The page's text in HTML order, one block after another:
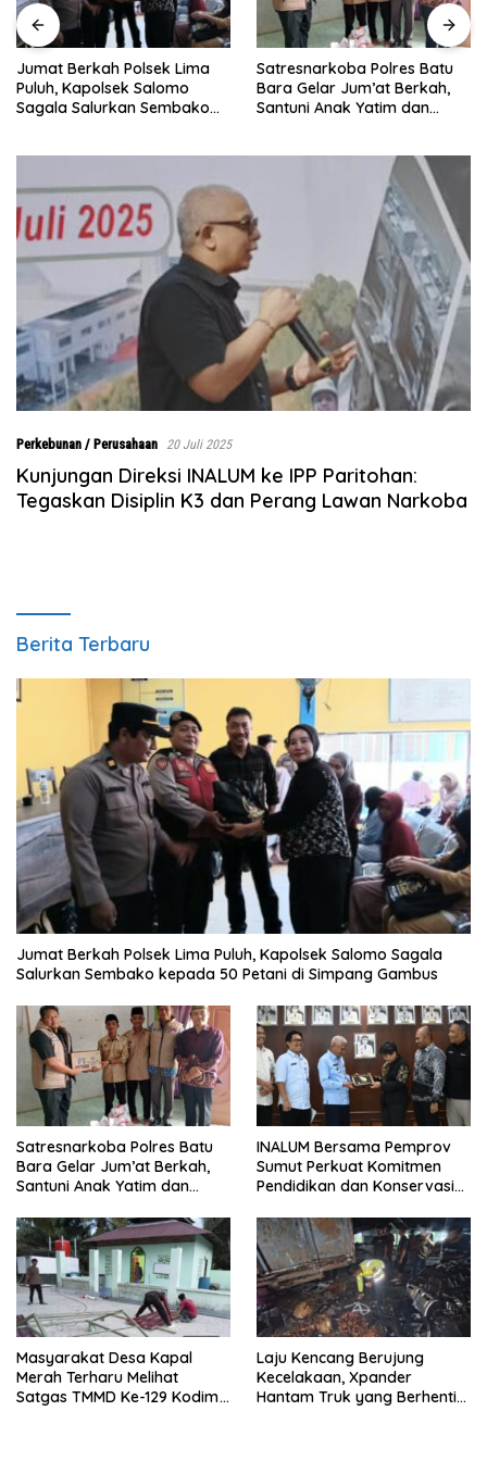
Satresnarkoba Polres Batu
Bara Gelar Jum’at Berkah,
Santuni Anak Yatim dan
INALUM Bersama Pemprov
Sumut Perkuat Komitmen
Pendidikan dan Konservasi
Perkebunan / Perusahaan 20 Juli 2025
Kunjungan Direksi INALUM ke IPP Paritohan:
Tegaskan Disiplin K3 dan Perang Lawan Narkoba
Berita Terbaru
Jumat Berkah Polsek Lima Puluh, Kapolsek Salomo Sagala
Salurkan Sembako kepada 50 Petani di Simpang Gambus
Satresnarkoba Polres Batu
Bara Gelar Jum’at Berkah,
Santuni Anak Yatim dan
INALUM Bersama Pemprov
Sumut Perkuat Komitmen
Pendidikan dan Konservasi
Masyarakat Desa Kapal
Merah Terharu Melihat
Satgas TMMD Ke-129 Kodim
Laju Kencang Berujung
Kecelakaan, Xpander
Hantam Truk yang Berhenti